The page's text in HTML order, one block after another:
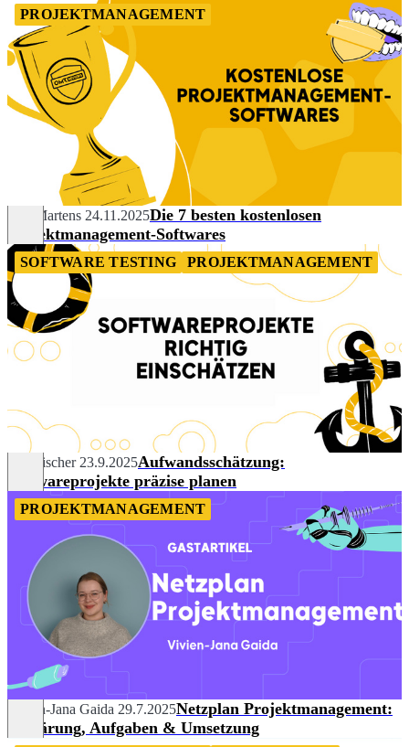
PROJEKTMANAGEMENT
Nils Martens 24.11.2025Die 7 besten kostenlosen
Projektmanagement-Softwares
SOFTWARE TESTING PROJEKTMANAGEMENT
Tim Fischer 23.9.2025Aufwandsschätzung:
Softwareprojekte präzise planen
PROJEKTMANAGEMENT
Vivien-Jana Gaida 29.7.2025Netzplan Projektmanagement:
Erklärung, Aufgaben & Umsetzung